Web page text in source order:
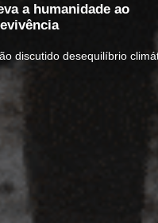
a humanidade ao
discutido desequilíbrio